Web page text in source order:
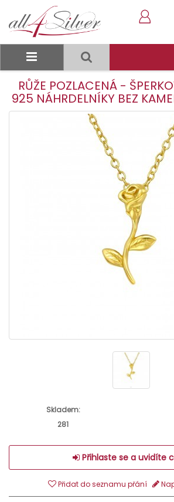
RŮŽE POZLACENÁ -
925 NÁHRDELNÍKY BEZ
Skladem:
281
Přihlaste se a uvidíte
Přidat do seznamu přání